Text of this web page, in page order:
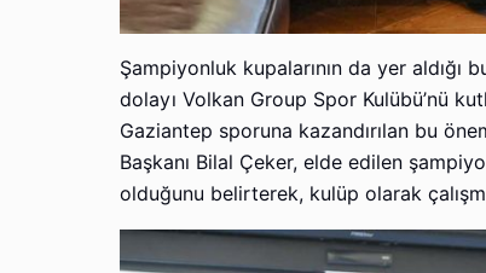
Şampiyonluk kupalarının da yer
dolayı Volkan Group Spor Kulübü’nü
Gaziantep sporuna kazandırılan bu
Başkanı Bilal Çeker, elde edilen
olduğunu belirterek, kulüp olarak